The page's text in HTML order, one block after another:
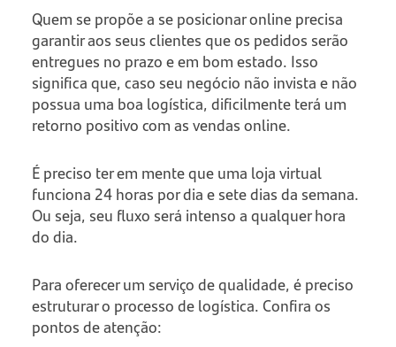
Quem se propõe a se posicionar online precisa
garantir aos seus clientes que os pedidos serão
entregues no prazo e em bom estado. Isso
significa que, caso seu negócio não invista e não
possua uma boa logística, dificilmente terá um
retorno positivo com as vendas online.
É preciso ter em mente que uma loja virtual
funciona 24 horas por dia e sete dias da semana.
Ou seja, seu fluxo será intenso a qualquer hora
do dia.
Para oferecer um serviço de qualidade, é preciso
estruturar o processo de logística. Confira os
pontos de atenção: